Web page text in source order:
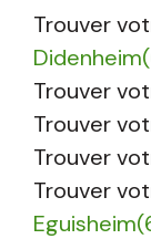
Trouver
Trouver
Trouver
Trouver
Trouver